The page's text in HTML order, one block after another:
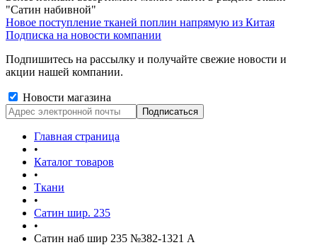
"Сатин набивной"
Новое поступление тканей поплин напрямую из Китая
Подписка на новости компании
Подпишитесь на рассылку и получайте свежие новости и
акции нашей компании.
Новости магазина
Главная страница
•
Каталог товаров
•
Ткани
•
Сатин шир. 235
•
Сатин наб шир 235 №382-1321 А